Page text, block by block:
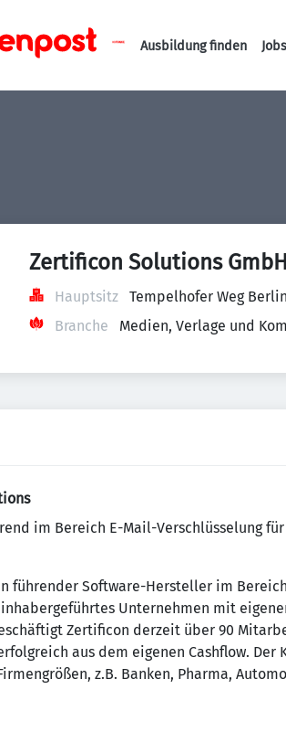
Ausbildung finden
Zertificon Solutions GmbH
Hauptsitz
Tempelhofer Weg
Branche
Medien, Verlage und
im Bereich E-Mail-Verschlüsselung
führender Software-Hersteller im
Unternehmen mit
Zertificon derzeit über 90
aus dem eigenen Cashflow.
z.B. Banken, Pharma,